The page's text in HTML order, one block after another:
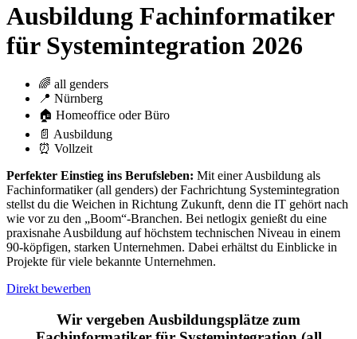
Ausbildung Fachinformatiker
für Systemintegration 2026
🌈 all genders
📍 Nürnberg
🏠 Homeoffice oder Büro
📄 Ausbildung
⏰ Vollzeit
Perfekter Einstieg ins Berufsleben: Mit einer Ausbildung als
Fachinformatiker (all genders) der Fachrichtung Systemintegration
stellst du die Weichen in Richtung Zukunft, denn die IT gehört nach
wie vor zu den „Boom“-Branchen. Bei netlogix genießt du eine
praxisnahe Ausbildung auf höchstem technischen Niveau in einem
90-köpfigen, starken Unternehmen. Dabei erhältst du Einblicke in
Projekte für viele bekannte Unternehmen.
Direkt bewerben
Wir vergeben Ausbildungsplätze zum